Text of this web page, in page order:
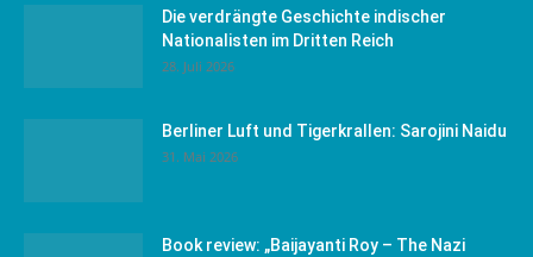
Die verdrängte Geschichte indischer
Nationalisten im Dritten Reich
28. Juli 2026
Berliner Luft und Tigerkrallen: Sarojini Naidu
31. Mai 2026
Book review: „Baijayanti Roy – The Nazi